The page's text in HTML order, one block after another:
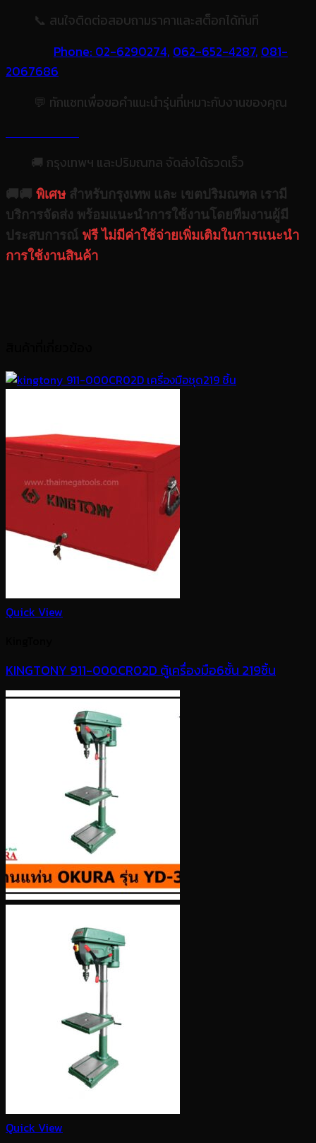
📞 สนใจติดต่อสอบถามราคาและสต็อกได้ทันที
Phone: 02-6290274, 062-652-4287, 081-
2067686
💬 ทักแชทเพื่อขอคำแนะนำรุ่นที่เหมาะกับงานของคุณ
🚚 กรุงเทพฯ และปริมณฑล จัดส่งได้รวดเร็ว
🚚🚚 พิเศษสำหรับกรุงเทพ และ เขตปริมณฑล เรามี
บริการจัดส่ง พร้อมแนะนำการใช้งานโดยทีมงานผู้มี
ประสบการณ์ ฟรี ไม่มีค่าใช้จ่ายเพิ่มเติมในการแนะนำ
การใช้งานสินค้า
Quick View
KINGTONY 911-000CR02D ตู้เครื่องมือ6ชั้น 219ชิ้น
Quick View